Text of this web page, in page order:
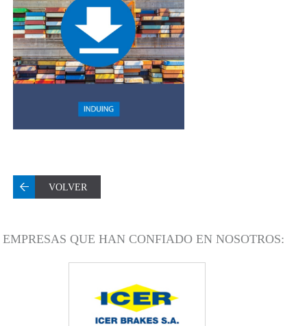
VOLVER
EMPRESAS QUE HAN CONFIADO EN NOSOTROS: